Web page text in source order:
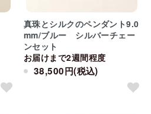
真珠とシルクのペンダント9.0
mm/ブルー シルバーチェー
ンセット
お届けまで2週間程度
38,500円(税込)